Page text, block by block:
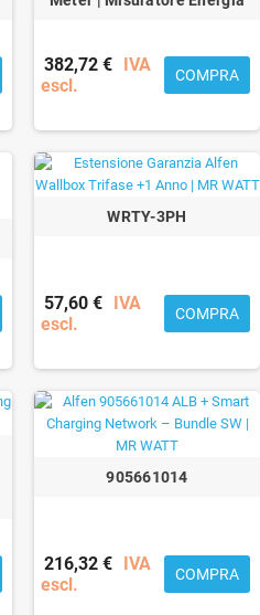
382,72 € IVA
escl.
COMPRA
WRTY-3PH
57,60 € IVA
escl.
COMPRA
905661014
216,32 € IVA
escl.
COMPRA